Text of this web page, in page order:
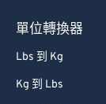
單位轉換器
Lbs 到 Kg
Kg 到 Lbs